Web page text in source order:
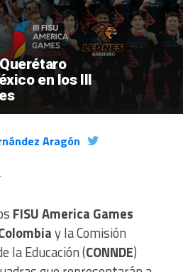
en los III
Aragón
FISU America Games
y la Comisión
la Educación (CONNDE)